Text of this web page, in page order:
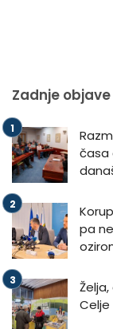
Zadnje objave
časa
pa
Celje